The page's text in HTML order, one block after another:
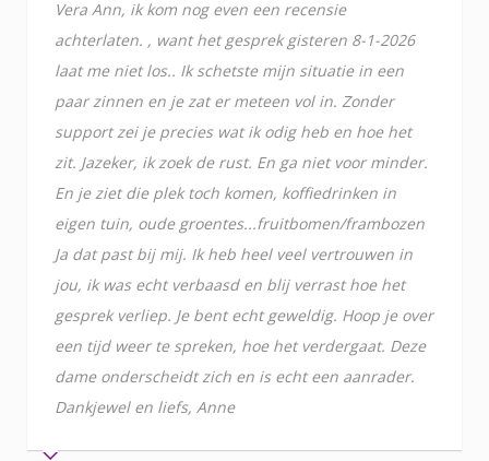
Vera Ann, ik kom nog even een recensie
achterlaten. , want het gesprek gisteren 8-1-2026
laat me niet los.. Ik schetste mijn situatie in een
paar zinnen en je zat er meteen vol in. Zonder
support zei je precies wat ik odig heb en hoe het
zit. Jazeker, ik zoek de rust. En ga niet voor minder.
En je ziet die plek toch komen, koffiedrinken in
eigen tuin, oude groentes...fruitbomen/frambozen
Ja dat past bij mij. Ik heb heel veel vertrouwen in
jou, ik was echt verbaasd en blij verrast hoe het
gesprek verliep. Je bent echt geweldig. Hoop je over
een tijd weer te spreken, hoe het verdergaat. Deze
dame onderscheidt zich en is echt een aanrader.
Dankjewel en liefs, Anne